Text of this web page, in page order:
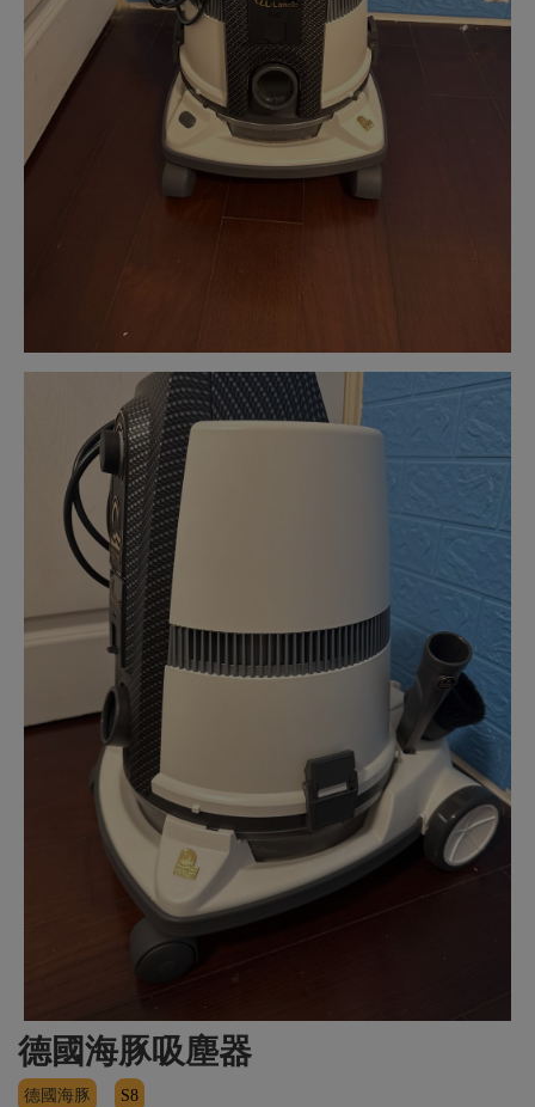
德國海豚吸塵器
德國海豚 S8